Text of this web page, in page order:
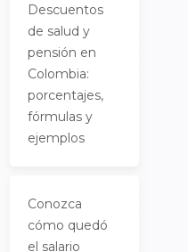
Descuentos
de salud y
pensión en
Colombia:
porcentajes,
fórmulas y
ejemplos
Conozca
cómo quedó
el salario